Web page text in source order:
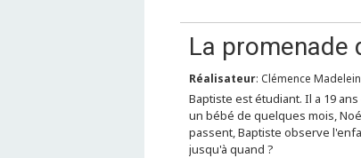
La promenade
Réalisateur: Clémence
Baptiste est étudiant. Il a 19
un bébé de quelques mois,
passent, Baptiste observe
jusqu'à quand ?